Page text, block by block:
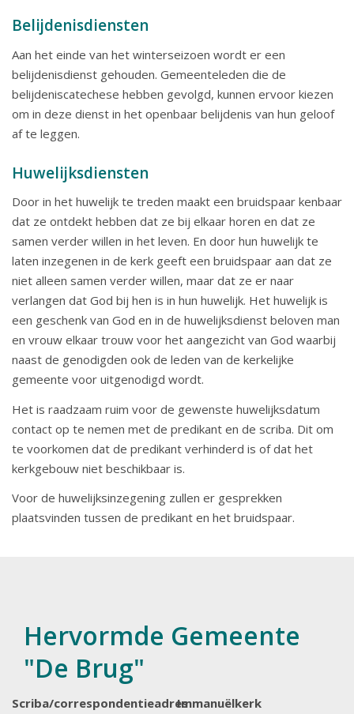
Belijdenisdiensten
Aan het einde van het winterseizoen wordt er een
belijdenisdienst gehouden. Gemeenteleden die de
belijdeniscatechese hebben gevolgd, kunnen ervoor kiezen
om in deze dienst in het openbaar belijdenis van hun geloof
af te leggen.
Huwelijksdiensten
Door in het huwelijk te treden maakt een bruidspaar kenbaar
dat ze ontdekt hebben dat ze bij elkaar horen en dat ze
samen verder willen in het leven. En door hun huwelijk te
laten inzegenen in de kerk geeft een bruidspaar aan dat ze
niet alleen samen verder willen, maar dat ze er naar
verlangen dat God bij hen is in hun huwelijk. Het huwelijk is
een geschenk van God en in de huwelijksdienst beloven man
en vrouw elkaar trouw voor het aangezicht van God waarbij
naast de genodigden ook de leden van de kerkelijke
gemeente voor uitgenodigd wordt.
Het is raadzaam ruim voor de gewenste huwelijksdatum
contact op te nemen met de predikant en de scriba. Dit om
te voorkomen dat de predikant verhinderd is of dat het
kerkgebouw niet beschikbaar is.
Voor de huwelijksinzegening zullen er gesprekken
plaatsvinden tussen de predikant en het bruidspaar.
Hervormde Gemeente
"De Brug"
Scriba/correspondentieadresImmanuëlkerk